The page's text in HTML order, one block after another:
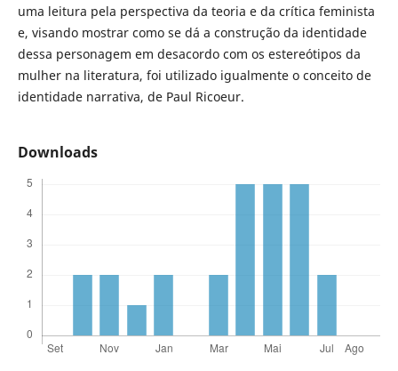
uma leitura pela perspectiva da teoria e da crítica feminista
e, visando mostrar como se dá a construção da identidade
dessa personagem em desacordo com os estereótipos da
mulher na literatura, foi utilizado igualmente o conceito de
identidade narrativa, de Paul Ricoeur.
Downloads